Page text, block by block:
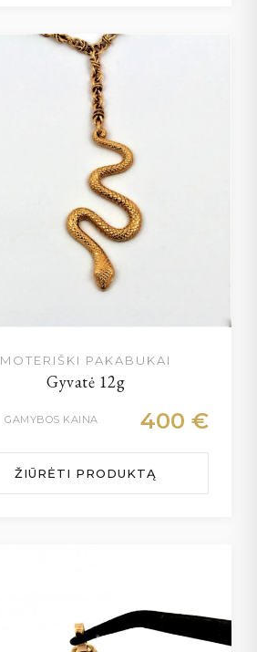
MOTERIŠKI PAKABUKAI
Gyvatė 12g
GAMYBOS KAINA 400 €
ŽIŪRĖTI PRODUKTĄ